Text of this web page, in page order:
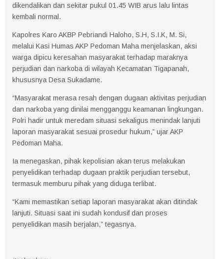
dikendalikan dan sekitar pukul 01.45 WIB arus lalu lintas
kembali normal.
Kapolres Karo AKBP Pebriandi Haloho, S.H, S.I.K, M. Si,
melalui Kasi Humas AKP Pedoman Maha menjelaskan, aksi
warga dipicu keresahan masyarakat terhadap maraknya
perjudian dan narkoba di wilayah Kecamatan Tigapanah,
khususnya Desa Sukadame.
“Masyarakat merasa resah dengan dugaan aktivitas perjudian
dan narkoba yang dinilai mengganggu keamanan lingkungan.
Polri hadir untuk meredam situasi sekaligus menindak lanjuti
laporan masyarakat sesuai prosedur hukum,” ujar AKP
Pedoman Maha.
Ia menegaskan, pihak kepolisian akan terus melakukan
penyelidikan terhadap dugaan praktik perjudian tersebut,
termasuk memburu pihak yang diduga terlibat.
“Kami memastikan setiap laporan masyarakat akan ditindak
lanjuti. Situasi saat ini sudah kondusif dan proses
penyelidikan masih berjalan,” tegasnya.